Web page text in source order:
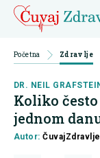
Početna Zdravlje
DR. NEIL
Koliko
jednom
Autor: